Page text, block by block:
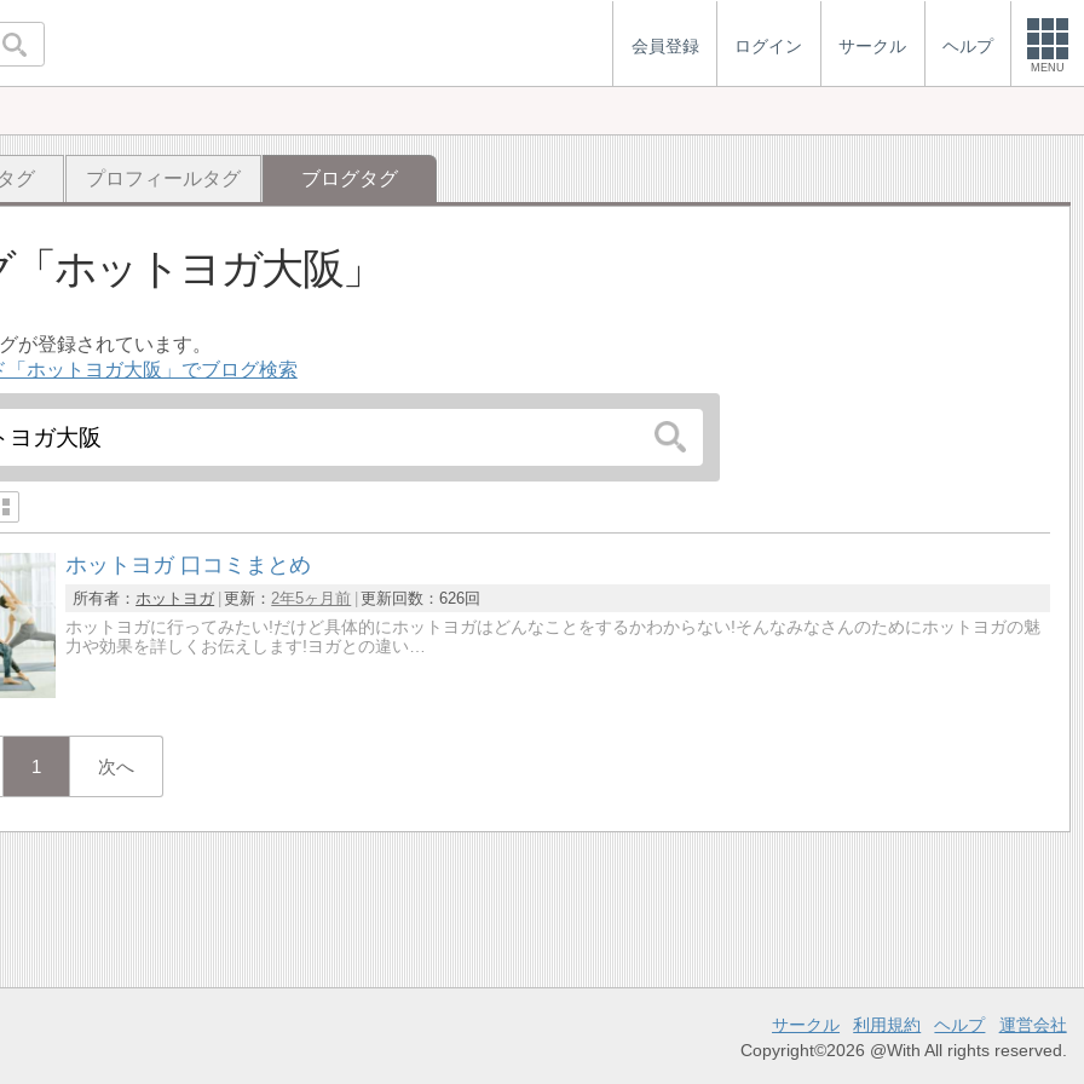
会員登録 ログイン サークル ヘルプ
MENU
グ プロフィールタグ ブログタグ
ホットヨガ大阪
が登録されています。
「ホットヨガ大阪」でブログ検索
ホットヨガ 口コミまとめ
所有者：ホットヨガ 更新：2年5ヶ月前 更新回数：626回
ホットヨガに行ってみたい!だけど具体的にホットヨガはどんなことをするかわからない!そんなみなさんのためにホットヨガの魅
力や効果を詳しくお伝えします!ヨガとの違い…
1 次へ
サークル 利用規約 ヘルプ
運営会社
Copyright©2026 @With All rights reserved.